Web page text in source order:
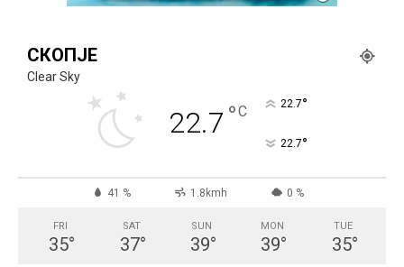
СКОПЈЕ
Clear Sky
22.7 °C 22.7°
22.7°
41 % 1.8kmh 0 %
FRI
35°
SAT
37°
SUN
39°
MON
39°
TUE
35°